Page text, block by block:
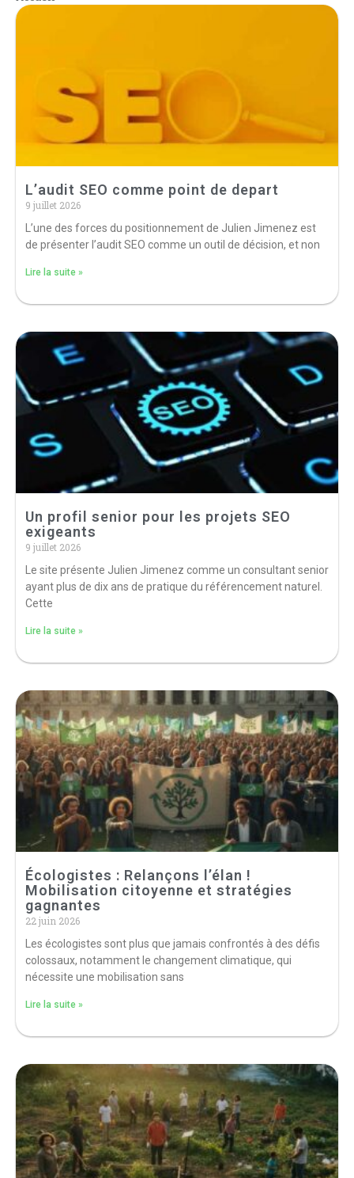
L’audit SEO comme point de depart
9 juillet 2026
L’une des forces du positionnement de Julien Jimenez est
de présenter l’audit SEO comme un outil de décision, et non
Lire la suite »
Un profil senior pour les projets SEO
exigeants
9 juillet 2026
Le site présente Julien Jimenez comme un consultant senior
ayant plus de dix ans de pratique du référencement naturel.
Cette
Lire la suite »
Écologistes : Relançons l’élan !
Mobilisation citoyenne et stratégies
gagnantes
22 juin 2026
Les écologistes sont plus que jamais confrontés à des défis
colossaux, notamment le changement climatique, qui
nécessite une mobilisation sans
Lire la suite »